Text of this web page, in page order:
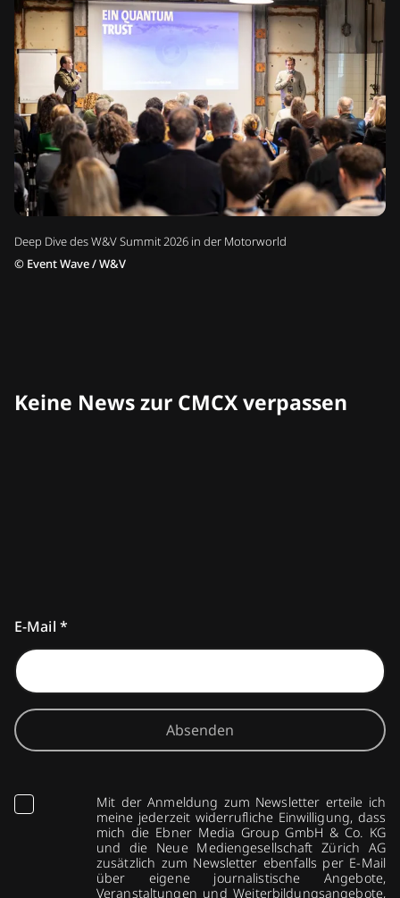
Deep Dive des W&V Summit 2026 in der Motorworld
© Event Wave / W&V
Keine News zur CMCX verpassen
E-Mail *
Absenden
Mit der Anmeldung zum Newsletter erteile ich
meine jederzeit widerrufliche Einwilligung, dass
mich die Ebner Media Group GmbH & Co. KG
und die Neue Mediengesellschaft Zürich AG
zusätzlich zum Newsletter ebenfalls per E-Mail
über eigene journalistische Angebote,
Veranstaltungen und Weiterbildungsangebote,